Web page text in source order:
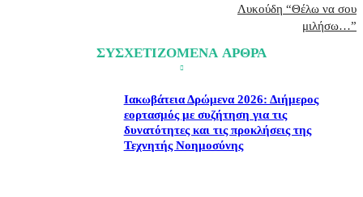
Λυκούδη “Θέλω να σου
μιλήσω…”
ΣΥΣΧΕΤΙΖΟΜΕΝΑ ΑΡΘΡΑ
Ιακωβάτεια Δρώμενα 2026: Διήμερος
εορτασμός με συζήτηση για τις
δυνατότητες και τις προκλήσεις της
Τεχνητής Νοημοσύνης